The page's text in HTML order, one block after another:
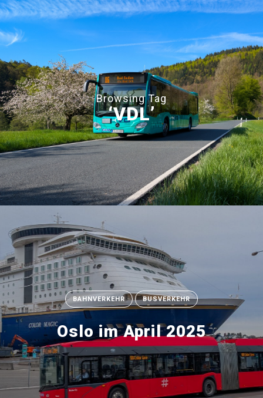
Browsing Tag
‘VDL’
BAHNVERKEHR BUSVERKEHR
Oslo im April 2025